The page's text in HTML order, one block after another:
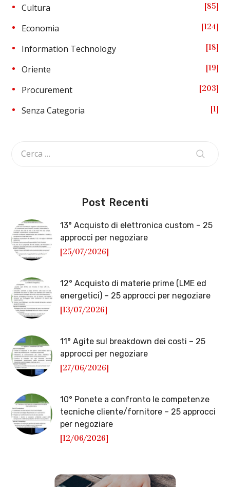
Cultura 85
Economia 124
Information Technology 18
Oriente 19
Procurement 203
Senza Categoria 1
Post Recenti
13° Acquisto di elettronica custom – 25
approcci per negoziare
[25/07/2026]
12° Acquisto di materie prime (LME ed
energetici) – 25 approcci per negoziare
[13/07/2026]
11° Agite sul breakdown dei costi – 25
approcci per negoziare
[27/06/2026]
10° Ponete a confronto le competenze
tecniche cliente/fornitore – 25 approcci
per negoziare
[12/06/2026]